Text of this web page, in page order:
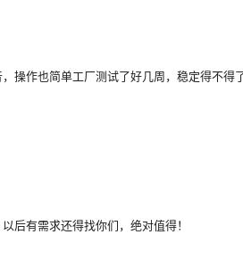
操作也简单工厂测试了好几周，稳定得不得
后有需求还得找你们，绝对值得！